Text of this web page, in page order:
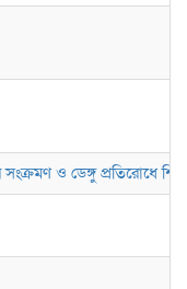
ও ডেঙ্গু প্রতিরোধে